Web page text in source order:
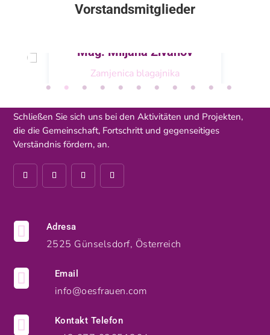
Vorstandsmitglieder
Mag. Miljana Živanov
Zamjenica blagajnika
Schließen Sie sich uns bei den Aktivitäten und Projekten,
die die Gemeinschaft, Fortschritt und gegenseitiges
Verständnis fördern, an.
 Adresa
2525 Günselsdorf, Österreich
 Email
info@oesfrauen.com
 Kontakt Telefon